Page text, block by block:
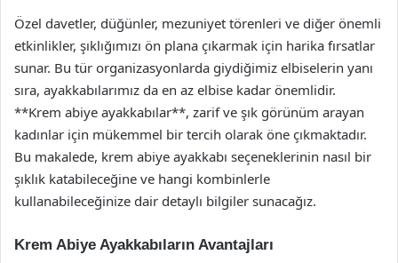
Özel davetler, düğünler, mezuniyet törenleri ve diğer önemli
etkinlikler, şıklığımızı ön plana çıkarmak için harika fırsatlar
sunar. Bu tür organizasyonlarda giydiğimiz elbiselerin yanı
sıra, ayakkabılarımız da en az elbise kadar önemlidir.
**Krem abiye ayakkabılar**, zarif ve şık görünüm arayan
kadınlar için mükemmel bir tercih olarak öne çıkmaktadır.
Bu makalede, krem abiye ayakkabı seçeneklerinin nasıl bir
şıklık katabileceğine ve hangi kombinlerle
kullanabileceğinize dair detaylı bilgiler sunacağız.
Krem Abiye Ayakkabıların Avantajları